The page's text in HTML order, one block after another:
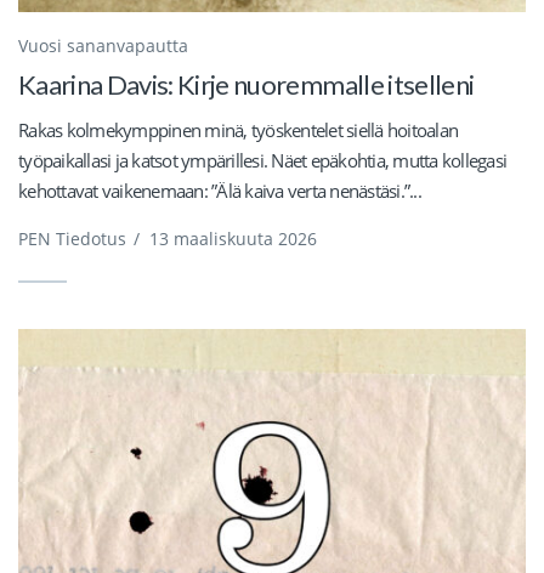
Vuosi sananvapautta
Kaarina Davis: Kirje nuoremmalle itselleni
Rakas kolmekymppinen minä, työskentelet siellä hoitoalan
työpaikallasi ja katsot ympärillesi. Näet epäkohtia, mutta kollegasi
kehottavat vaikenemaan: ”Älä kaiva verta nenästäsi.”...
PEN Tiedotus / 13 maaliskuuta 2026